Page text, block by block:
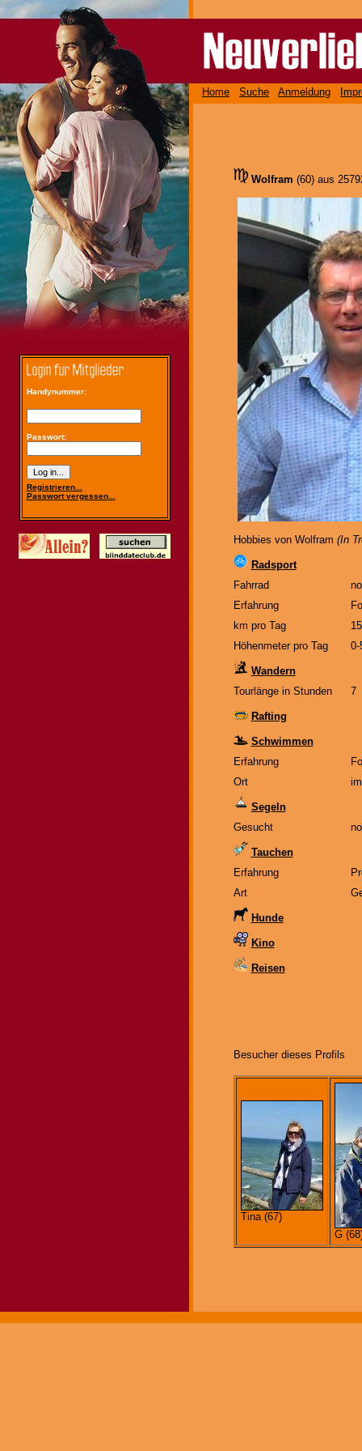
Handynummer:
Passwort:
Registrieren...
Passwort vergessen...
Home Suche Anmeldung
Wolfram (60) aus
Hobbies von Wolfram (In
Radsport
Fahrrad
Erfahrung
km pro Tag
Höhenmeter pro Tag
0-
Wandern
Tourlänge in Stunden
7
Rafting
Schwimmen
Erfahrung
Ort
Segeln
Gesucht
Tauchen
Erfahrung
Art
Hunde
Kino
Reisen
Besucher dieses Profils
Tina (67)
G